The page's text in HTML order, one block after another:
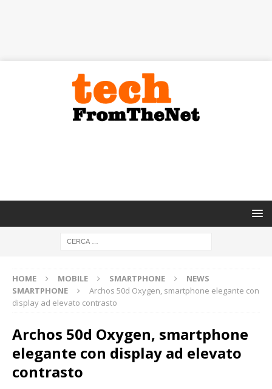
HOME MOBILE SMARTPHONE
NEWS
SMARTPHONE
Archos 50d Oxygen, smartphone elegante con
display ad elevato contrasto
Archos 50d Oxygen, smartphone
elegante con display ad elevato
contrasto